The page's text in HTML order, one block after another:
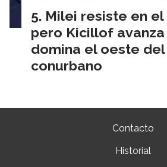
Milei resiste en el
pero Kicillof avanza
domina el oeste del
conurbano
Contacto
Historial